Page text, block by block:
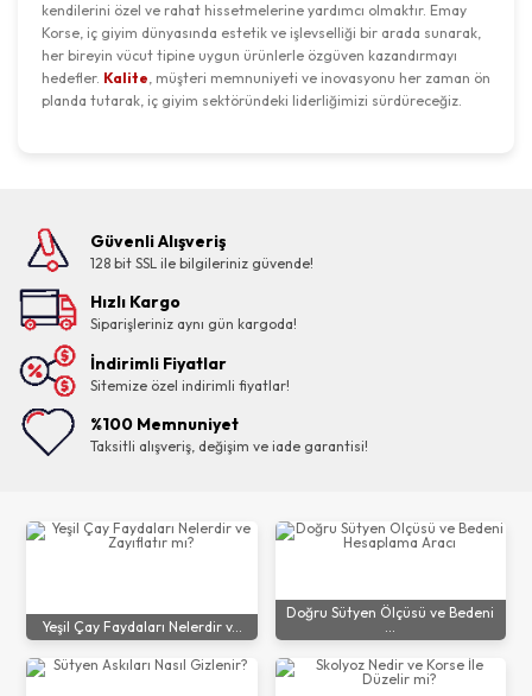
kendilerini özel ve rahat hissetmelerine yardımcı olmaktır. Emay
Korse, iç giyim dünyasında estetik ve işlevselliği bir arada sunarak,
her bireyin vücut tipine uygun ürünlerle özgüven kazandırmayı
hedefler. Kalite, müşteri memnuniyeti ve inovasyonu her zaman ön
planda tutarak, iç giyim sektöründeki liderliğimizi sürdüreceğiz.
Güvenli Alışveriş
128 bit SSL ile bilgileriniz güvende!
Hızlı Kargo
Siparişleriniz aynı gün kargoda!
İndirimli Fiyatlar
Sitemize özel indirimli fiyatlar!
%100 Memnuniyet
Taksitli alışveriş, değişim ve iade garantisi!
Yeşil Çay Faydaları Nelerdir v...
Doğru Sütyen Ölçüsü ve Bedeni